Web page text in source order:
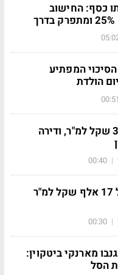
כסף: החישוב
הסיכוי המפתיע
הולדת
00:51
רמת יוסף: 33,700 שקל למ"ר, ודירה
|
00:40
יד אליהו: פער של 17 אלף שקל למ"ר
|
00:30
נגנבו מארנקי ביטקוין:
הסל